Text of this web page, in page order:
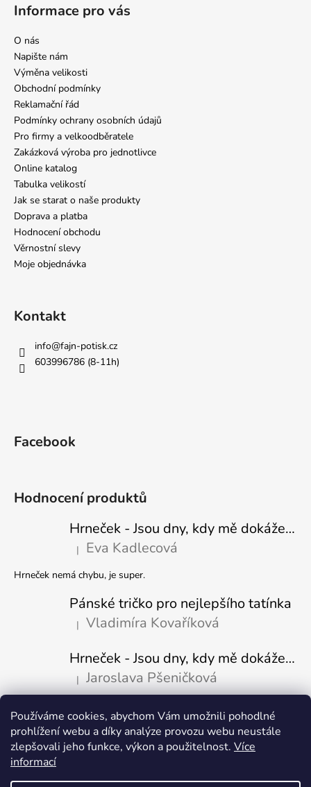
Používáme cookies, abychom Vám umožnili pohodlné
prohlížení webu a díky analýze provozu webu neustále
zlepšovali jeho funkce, výkon a použitelnost. Více
informací
Informace pro vás
O nás
Napište nám
Výměna velikosti
Obchodní podmínky
Reklamační řád
Podmínky ochrany osobních údajů
Pro firmy a velkoodběratele
Zakázková výroba pro jednotlivce
Online katalog
Tabulka velikostí
Jak se starat o naše produkty
Doprava a platba
Hodnocení obchodu
Věrnostní slevy
Moje objednávka
Kontakt
info@fajn-potisk.cz
603996786 (8-11h)
Facebook
Hodnocení produktů
Hrneček - Jsou dny, kdy mě dokáže nasrat i vzduch - Sova
Hodnocení produktu je 5 z 5 hvězdiček.
| Eva Kadlecová
Hrneček nemá chybu, je super.
Pánské tričko pro nejlepšího tatínka
Hodnocení produktu je 5 z 5 hvězdiček.
| Vladimíra Kovaříková
Hrneček - Jsou dny, kdy mě dokáže nasrat i vzduch-naštvaný pejsek
Hodnocení produktu je 5 z 5 hvězdiček.
| Jaroslava Pšeničková
Přijímáme online platby